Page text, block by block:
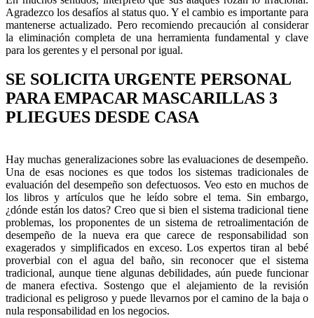
Agradezco los desafíos al status quo. Y el cambio es importante para
mantenerse actualizado. Pero recomiendo precaución al considerar
la eliminación completa de una herramienta fundamental y clave
para los gerentes y el personal por igual.
SE SOLICITA URGENTE PERSONAL
PARA EMPACAR MASCARILLAS 3
PLIEGUES DESDE CASA
Hay muchas generalizaciones sobre las evaluaciones de desempeño.
Una de esas nociones es que todos los sistemas tradicionales de
evaluación del desempeño son defectuosos. Veo esto en muchos de
los libros y artículos que he leído sobre el tema. Sin embargo,
¿dónde están los datos? Creo que si bien el sistema tradicional tiene
problemas, los proponentes de un sistema de retroalimentación de
desempeño de la nueva era que carece de responsabilidad son
exagerados y simplificados en exceso. Los expertos tiran al bebé
proverbial con el agua del baño, sin reconocer que el sistema
tradicional, aunque tiene algunas debilidades, aún puede funcionar
de manera efectiva. Sostengo que el alejamiento de la revisión
tradicional es peligroso y puede llevarnos por el camino de la baja o
nula responsabilidad en los negocios.